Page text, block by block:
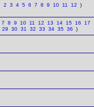
2 3 4 5 6 7 8 9 10 11 12 )
7 8 9 10 11 12 13 14 15 16
17
29 30 31 32 33 34 35 36 )